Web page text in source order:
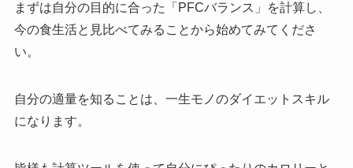
まずは自分の目的に合った「PFCバランス」を計算し、
今の食生活と見比べてみることから始めてみてくださ
い。
自分の適量を知ることは、一生モノのダイエットスキル
になります。